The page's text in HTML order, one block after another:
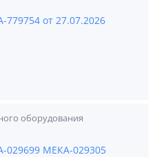
от 27.07.2026
оборудования
029699 МЕКА-029305